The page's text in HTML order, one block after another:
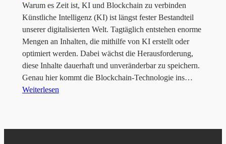
Warum es Zeit ist, KI und Blockchain zu verbinden
Künstliche Intelligenz (KI) ist längst fester Bestandteil
unserer digitalisierten Welt. Tagtäglich entstehen enorme
Mengen an Inhalten, die mithilfe von KI erstellt oder
optimiert werden. Dabei wächst die Herausforderung,
diese Inhalte dauerhaft und unveränderbar zu speichern.
Genau hier kommt die Blockchain-Technologie ins…
Weiterlesen